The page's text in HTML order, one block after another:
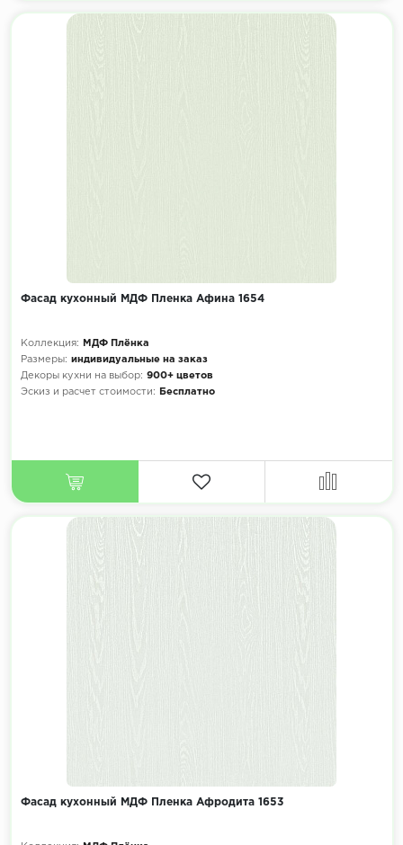
Фасад кухонный МДФ Пленка Афина 1654
Коллекция:
МДФ Плёнка
Размеры: индивидуальные на заказ
Декоры кухни на выбор: 900+ цветов
Эскиз и расчет стоимости:
Бесплатно
Фасад кухонный МДФ Пленка Афродита 1653